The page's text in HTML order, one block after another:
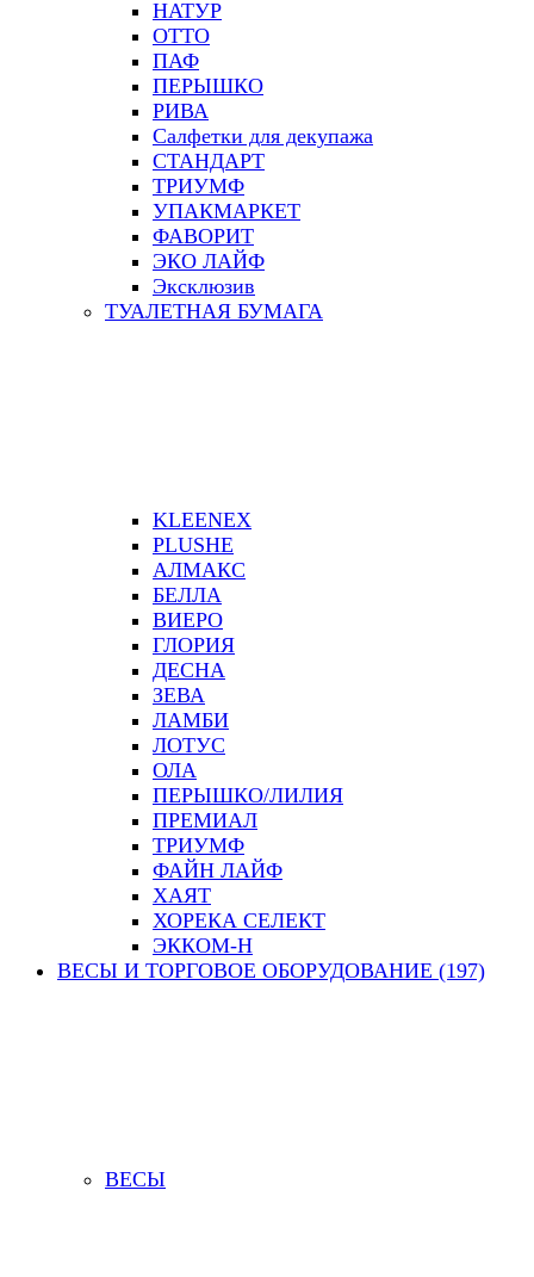
НАТУР
ОТТО
ПАФ
ПЕРЫШКО
РИВА
Салфетки для декупажа
СТАНДАРТ
ТРИУМФ
УПАКМАРКЕТ
ФАВОРИТ
ЭКО ЛАЙФ
Эксклюзив
ТУАЛЕТНАЯ БУМАГА
KLEENEX
PLUSHE
АЛМАКС
БЕЛЛА
ВИЕРО
ГЛОРИЯ
ДЕСНА
ЗЕВА
ЛАМБИ
ЛОТУС
ОЛА
ПЕРЫШКО/ЛИЛИЯ
ПРЕМИАЛ
ТРИУМФ
ФАЙН ЛАЙФ
ХАЯТ
ХОРЕКА СЕЛЕКТ
ЭККОМ-Н
ВЕСЫ И ТОРГОВОЕ ОБОРУДОВАНИЕ (197)
ВЕСЫ